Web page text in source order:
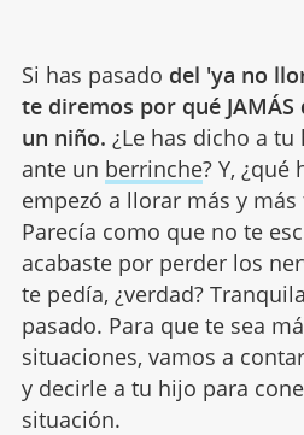
Si has pasado del 'ya no
te diremos por qué JAMÁS
un niño. ¿Le has dicho a
ante un berrinche? Y, ¿qué
empezó a llorar más y más
Parecía como que no te
acabaste por perder los
te pedía, ¿verdad?
pasado. Para que te sea
situaciones, vamos a
y decirle a tu hijo para
situación.